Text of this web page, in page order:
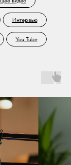
Интервью
You Tube